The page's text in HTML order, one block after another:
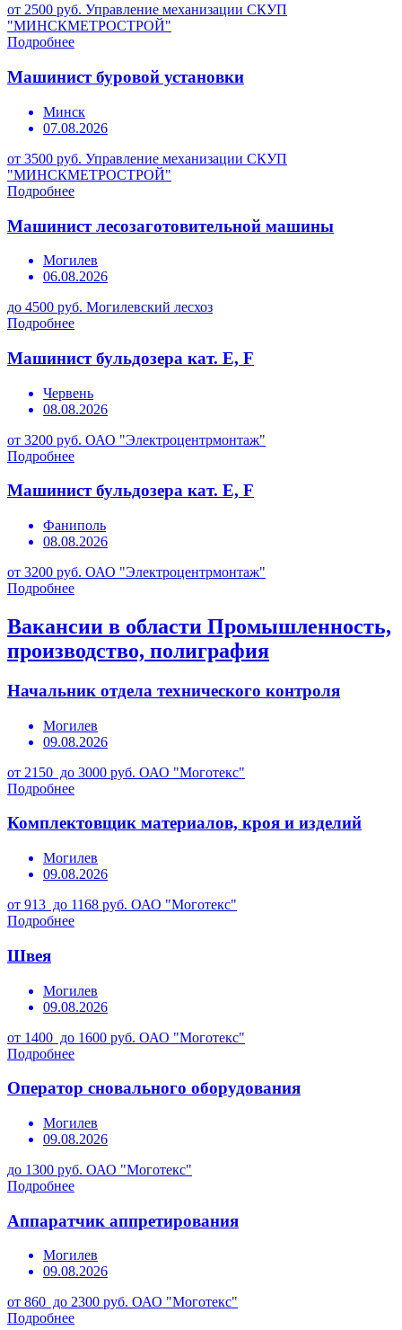
от 2500 руб. Управление механизации СКУП
"МИНСКМЕТРОСТРОЙ"
Подробнее
Машинист буровой установки
Минск
07.08.2026
от 3500 руб. Управление механизации СКУП
"МИНСКМЕТРОСТРОЙ"
Подробнее
Машинист лесозаготовительной машины
Могилев
06.08.2026
до 4500 руб. Могилевский лесхоз
Подробнее
Машинист бульдозера кат. Е, F
Червень
08.08.2026
от 3200 руб. ОАО "Электроцентрмонтаж"
Подробнее
Машинист бульдозера кат. Е, F
Фаниполь
08.08.2026
от 3200 руб. ОАО "Электроцентрмонтаж"
Подробнее
Вакансии в области Промышленность,
производство, полиграфия
Начальник отдела технического контроля
Могилев
09.08.2026
от 2150 до 3000 руб. ОАО "Моготекс"
Подробнее
Комплектовщик материалов, кроя и изделий
Могилев
09.08.2026
от 913 до 1168 руб. ОАО "Моготекс"
Подробнее
Швея
Могилев
09.08.2026
от 1400 до 1600 руб. ОАО "Моготекс"
Подробнее
Оператор сновального оборудования
Могилев
09.08.2026
до 1300 руб. ОАО "Моготекс"
Подробнее
Аппаратчик аппретирования
Могилев
09.08.2026
от 860 до 2300 руб. ОАО "Моготекс"
Подробнее